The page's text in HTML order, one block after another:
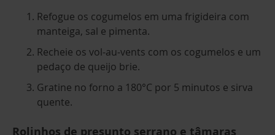
Refogue os cogumelos em uma frigideira com
manteiga, sal e pimenta.
Recheie os vol-au-vents com os cogumelos e um
pedaço de queijo brie.
Gratine no forno a 180°C por 5 minutos e sirva
quente.
Rolinhos de presunto serrano e tâmaras